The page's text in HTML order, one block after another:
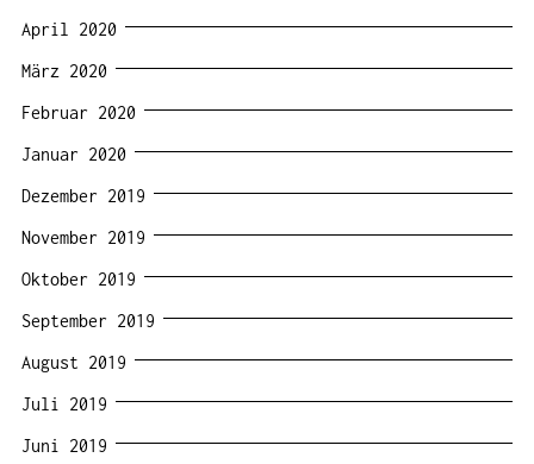
April 2020
März 2020
Februar 2020
Januar 2020
Dezember 2019
November 2019
Oktober 2019
September 2019
August 2019
Juli 2019
Juni 2019